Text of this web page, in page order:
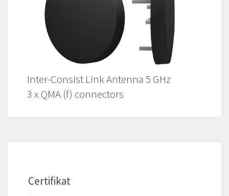
Inter-Consist Link Antenna 5 GHz
3 x QMA (f) connectors
Certifikat